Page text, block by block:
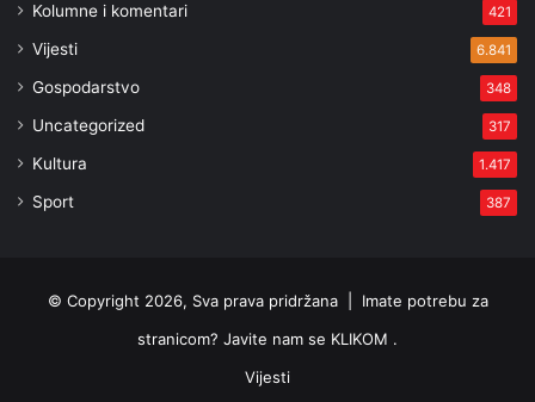
Kolumne i komentari 421
Vijesti 6.841
Gospodarstvo 348
Uncategorized 317
Kultura 1.417
Sport 387
© Copyright 2026, Sva prava pridržana | Imate potrebu za
stranicom? Javite nam se KLIKOM .
Vijesti